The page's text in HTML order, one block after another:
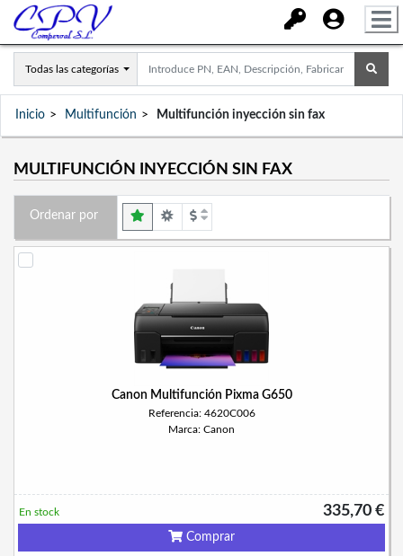
Todas las categorías
Inicio Multifunción Multifunción inyección sin fax
MULTIFUNCIÓN INYECCIÓN SIN FAX
Ordenar por
Canon Multifunción Pixma G650
Referencia: 4620C006
Marca: Canon
335,70 €
En stock
Comprar